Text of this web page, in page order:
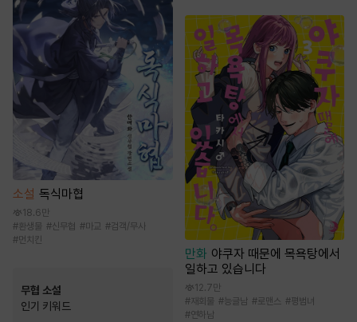
소설 독식마협
18.6만
# 환생물 #신무협 #마교 #검객/무사
#먼치킨
무협 소설
인기 키워드
만화 야쿠자 때문에 목욕탕에서
일하고 있습니다
12.7만
#재회물 #능글남 #로맨스 #평범녀
#연하남